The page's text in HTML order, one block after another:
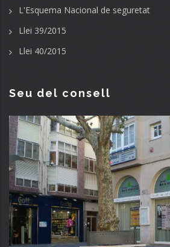
L'Esquema Nacional de seguretat
Llei 39/2015
Llei 40/2015
Seu del consell